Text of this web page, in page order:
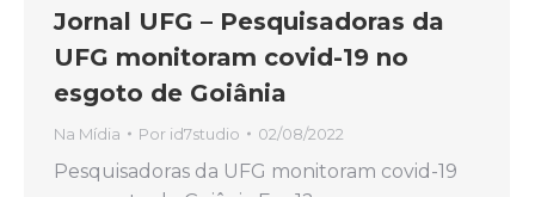
Jornal UFG – Pesquisadoras da
UFG monitoram covid-19 no
esgoto de Goiânia
Na Mídia Por id7studio 02/08/2022
Pesquisadoras da UFG monitoram covid-19